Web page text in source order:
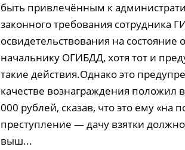
быть привлечённым к
законного требования сотрудника
освидетельствования на
начальнику ОГИБДД, хотя тот и
такие действия.Однако это
качестве вознаграждения положил
000 рублей, сказав, что это ему «на
преступление — дачу взятки
выш...